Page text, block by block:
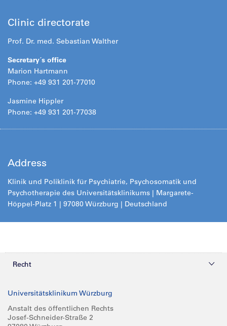
Clinic directorate
Prof. Dr. med. Sebastian Walther
Secretary´s office
Marion Hartmann
Phone: +49 931 201-77010
Jasmine Hippler
Phone: +49 931 201-77038
Address
Klinik und Poliklinik für Psychiatrie, Psychosomatik und
Psychotherapie des Universitätsklinikums | Margarete-
Höppel-Platz 1 | 97080 Würzburg | Deutschland
Recht
Compliance
Impressum
Universitätsklinikum Würzburg
Anstalt des öffentlichen Rechts
Josef-Schneider-Straße 2